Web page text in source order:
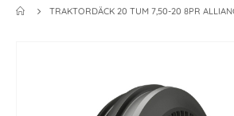
TRAKTORDÄCK 20 TUM 7,50-20 8PR